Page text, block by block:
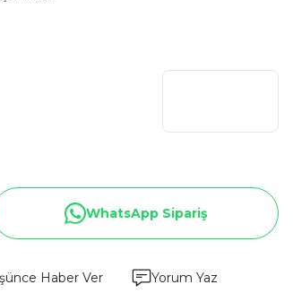
WhatsApp Sipariş
Haber Ver Yorum Yaz